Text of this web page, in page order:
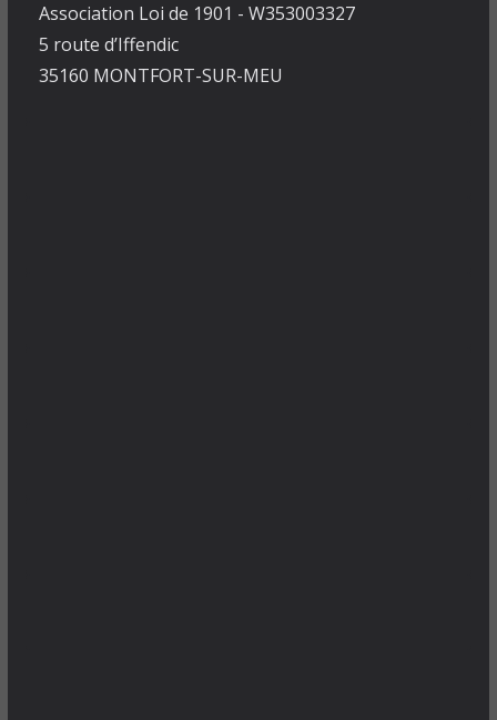
Association Loi de 1901 - W353003327
5 route d’Iffendic
35160 MONTFORT-SUR-MEU